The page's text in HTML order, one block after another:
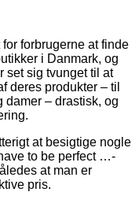
forbrugerne at finde
i Danmark, og
set sig tvunget til at
deres produkter – til
damer – drastisk, og
at besigtige nogle
to be perfect …-
at man er
pris.